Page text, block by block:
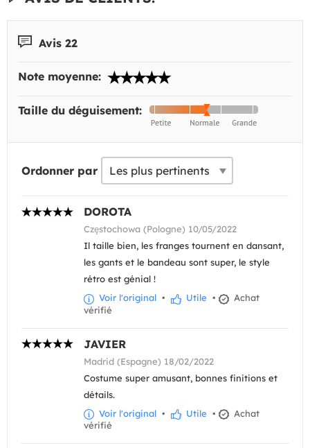
Avis 22
Note moyenne:
Taille du déguisement:
Ordonner par
DOROTA
Częstochowa (Pologne) 10/05/2022
Il taille bien, les franges tournent en dansant,
les gants et le bandeau sont super, le style
rétro est génial !
Voir l'original • Utile •
Achat
vérifié
JAVIER
Madrid (Espagne) 18/02/2022
Costume super amusant, bonnes finitions et
détails.
Voir l'original • Utile •
Achat
vérifié